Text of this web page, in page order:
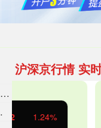
沪深京行情 实
北证50